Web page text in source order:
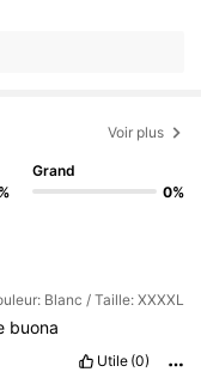
Voir plus
Grand
0%
Blanc / Taille: XXXXL
buona
Utile (0)